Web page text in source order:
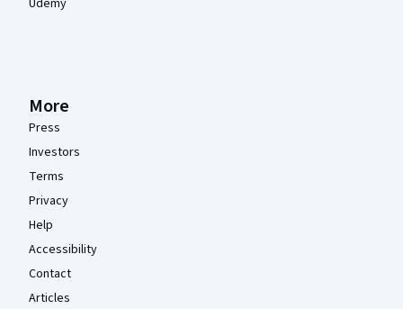
Udemy
More
Press
Investors
Terms
Privacy
Help
Accessibility
Contact
Articles